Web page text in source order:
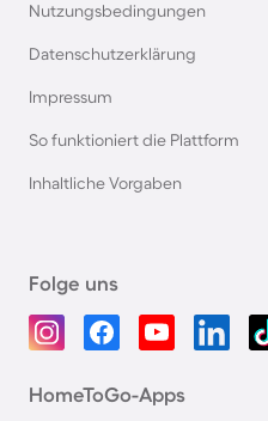
Nutzungsbedingungen
Datenschutzerklärung
Impressum
So funktioniert die Plattform
Inhaltliche Vorgaben
Folge uns
HomeToGo-Apps